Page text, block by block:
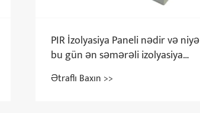
PIR İzolyasiya Paneli nədir və niyə
bu gün ən səmərəli izolyasiya
materialı hesab olunur
Ətraflı Baxın >>